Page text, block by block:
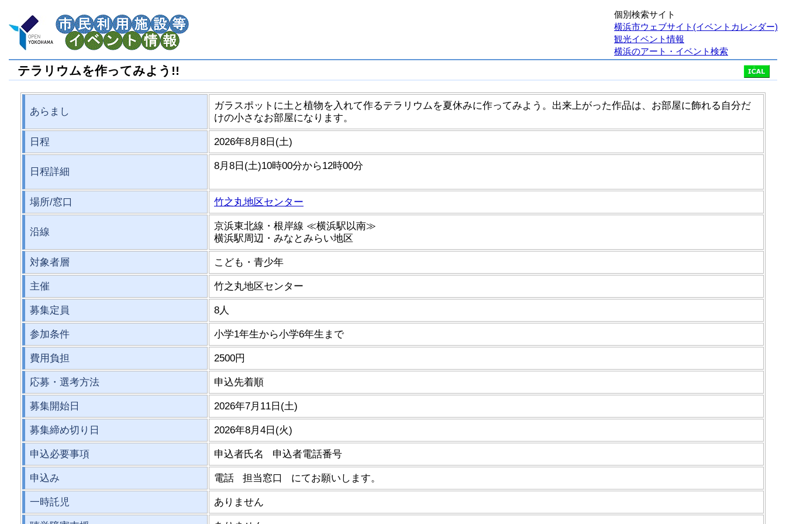
個別検索サイト
横浜市ウェブサイト(イベントカレンダー)
観光イベント情報
横浜のアート・イベント検索
テラリウムを作ってみよう!!
あらまし
ガラスポットに土と植物を入れて作るテラリウムを夏休みに作ってみよう。出来上がった作品は、お部屋に飾れる自分だ
けの小さなお部屋になります。
日程 2026年8月8日(土)
日程詳細
8月8日(土)10時00分から12時00分
場所/窓口 竹之丸地区センター
沿線
京浜東北線・根岸線 ≪横浜駅以南≫
横浜駅周辺・みなとみらい地区
対象者層 こども・青少年
主催 竹之丸地区センター
募集定員 8人
参加条件 小学1年生から小学6年生まで
費用負担 2500円
応募・選考方法 申込先着順
募集開始日 2026年7月11日(土)
募集締め切り日 2026年8月4日(火)
申込必要事項 申込者氏名 申込者電話番号
申込み 電話 担当窓口 にてお願いします。
一時託児 ありません